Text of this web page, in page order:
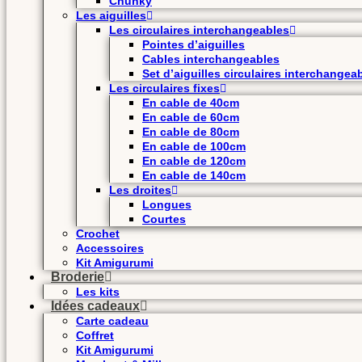
Les aiguilles
Les circulaires interchangeables
Pointes d’aiguilles
Cables interchangeables
Set d’aiguilles circulaires
Les circulaires fixes
En cable de 40cm
En cable de 60cm
En cable de 80cm
En cable de 100cm
En cable de 120cm
En cable de 140cm
Les droites
Longues
Courtes
Crochet
Accessoires
Kit Amigurumi
Broderie
Les kits
Idées cadeaux
Carte cadeau
Coffret
Kit Amigurumi